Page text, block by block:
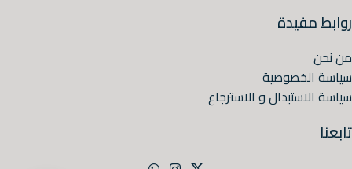
روابط مفيدة
من نحن
سياسة الخصوصية
سياسة الاستبدال و الاسترجاع
تابعنا